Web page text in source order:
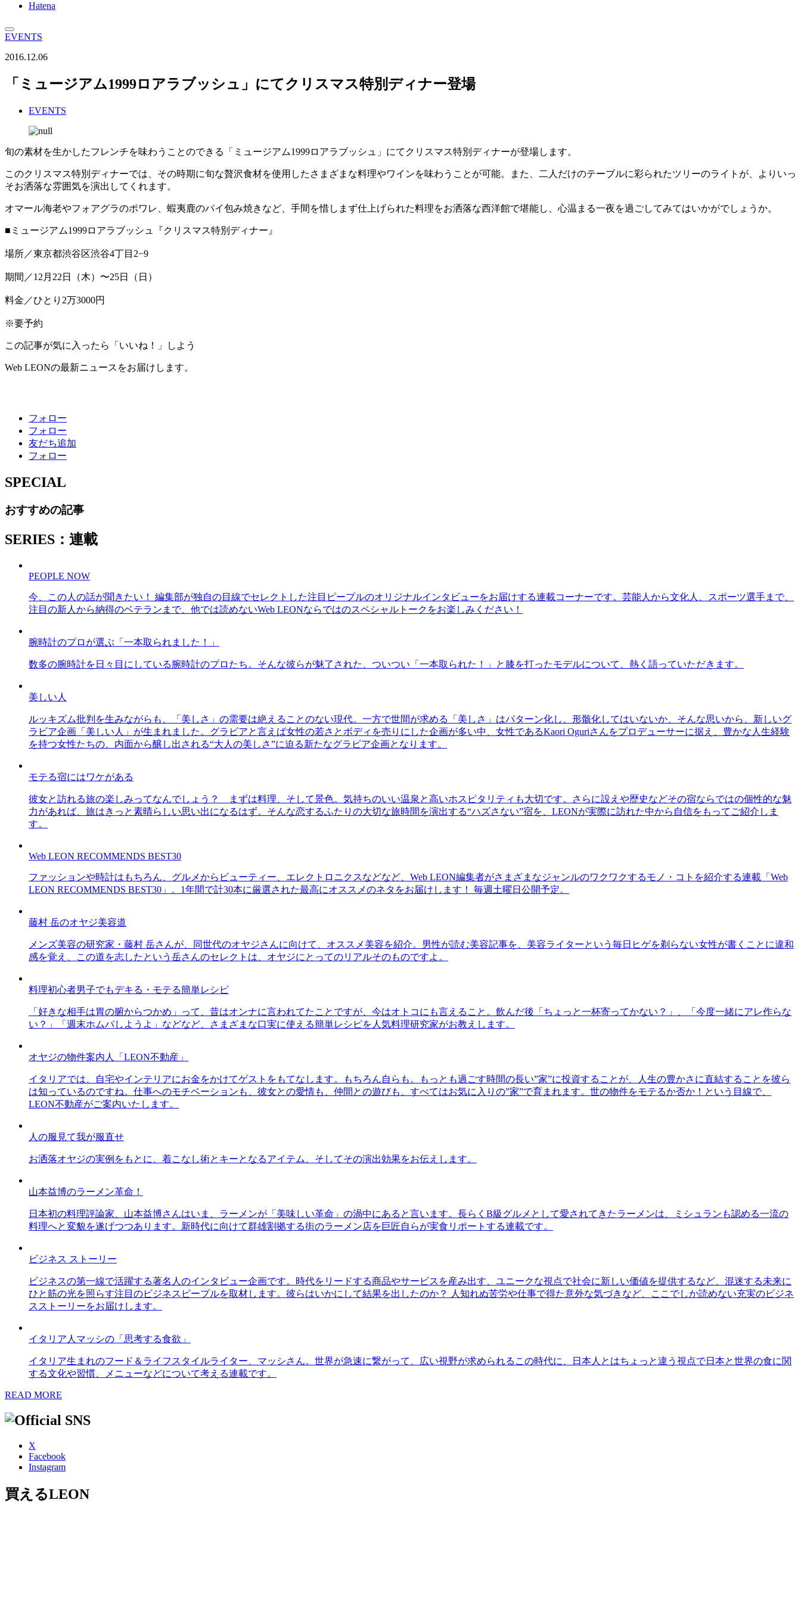
Hatena
EVENTS
2016.12.06
「ミュージアム1999ロアラブッシュ」にてクリスマス特別ディナー登場
EVENTS
旬の素材を生かしたフレンチを味わうことのできる「ミュージアム1999ロアラブッシュ」にてクリスマス特別ディナーが登場します。
このクリスマス特別ディナーでは、その時期に旬な贅沢食材を使用したさまざまな料理やワインを味わうことが可能。また、二人だけのテーブルに彩られたツリーのライトが、よりいっ
そお洒落な雰囲気を演出してくれます。
オマール海老やフォアグラのポワレ、蝦夷鹿のパイ包み焼きなど、手間を惜しまず仕上げられた料理をお洒落な西洋館で堪能し、心温まる一夜を過ごしてみてはいかがでしょうか。
■ミュージアム1999ロアラブッシュ『クリスマス特別ディナー』
場所／東京都渋谷区渋谷4丁目2−9
期間／12月22日（木）〜25日（日）
料金／ひとり2万3000円
※要予約
この記事が気に入ったら「いいね！」しよう
Web LEONの最新ニュースをお届けします。
フォロー
フォロー
友だち追加
フォロー
SPECIAL
おすすめの記事
SERIES：連載
PEOPLE NOW
今、この人の話が聞きたい！ 編集部が独自の目線でセレクトした注目ピープルのオリジナルインタビューをお届けする連載コーナーです。芸能人から文化人、スポーツ選手まで、
注目の新人から納得のベテランまで、他では読めないWeb LEONならではのスペシャルトークをお楽しみください！
腕時計のプロが選ぶ「一本取られました！」
数多の腕時計を日々目にしている腕時計のプロたち。そんな彼らが魅了された、ついつい「一本取られた！」と膝を打ったモデルについて、熱く語っていただきます。
美しい人
ルッキズム批判を生みながらも、「美しさ」の需要は絶えることのない現代。一方で世間が求める「美しさ」はパターン化し、形骸化してはいないか、そんな思いから、新しいグ
ラビア企画「美しい人」が生まれました。グラビアと言えば女性の若さとボディを売りにした企画が多い中、女性であるKaori Oguriさんをプロデューサーに据え、豊かな人生経験
を持つ女性たちの、内面から醸し出される“大人の美しさ”に迫る新たなグラビア企画となります。
モテる宿にはワケがある
彼女と訪れる旅の楽しみってなんでしょう？ まずは料理、そして景色。気持ちのいい温泉と高いホスピタリティも大切です。さらに設えや歴史などその宿ならではの個性的な魅
力があれば、旅はきっと素晴らしい思い出になるはず。そんな恋するふたりの大切な旅時間を演出する“ハズさない”宿を、LEONが実際に訪れた中から自信をもってご紹介しま
す。
Web LEON RECOMMENDS BEST30
ファッションや時計はもちろん、グルメからビューティー、エレクトロニクスなどなど、Web LEON編集者がさまざまなジャンルのワクワクするモノ・コトを紹介する連載「Web
LEON RECOMMENDS BEST30」。1年間で計30本に厳選された最高にオススメのネタをお届けします！ 毎週土曜日公開予定。
藤村 岳のオヤジ美容道
メンズ美容の研究家・藤村 岳さんが、同世代のオヤジさんに向けて、オススメ美容を紹介。男性が読む美容記事を、美容ライターという毎日ヒゲを剃らない女性が書くことに違和
感を覚え、この道を志したという岳さんのセレクトは、オヤジにとってのリアルそのものですよ。
料理初心者男子でもデキる・モテる簡単レシピ
「好きな相手は胃の腑からつかめ」って、昔はオンナに言われてたことですが、今はオトコにも言えること。飲んだ後「ちょっと一杯寄ってかない？」、「今度一緒にアレ作らな
い？」「週末ホムパしようよ」などなど、さまざまな口実に使える簡単レシピを人気料理研究家がお教えします。
オヤジの物件案内人「LEON不動産」
イタリアでは、自宅やインテリアにお金をかけてゲストをもてなします。もちろん自らも。もっとも過ごす時間の長い”家”に投資することが、人生の豊かさに直結することを彼ら
は知っているのですね。仕事へのモチベーションも、彼女との愛情も、仲間との遊びも、すべてはお気に入りの”家”で育まれます。世の物件をモテるか否か！という目線で、
LEON不動産がご案内いたします。
人の服見て我が服直せ
お洒落オヤジの実例をもとに、着こなし術とキーとなるアイテム、そしてその演出効果をお伝えします。
山本益博のラーメン革命！
日本初の料理評論家、山本益博さんはいま、ラーメンが「美味しい革命」の渦中にあると言います。長らくB級グルメとして愛されてきたラーメンは、ミシュランも認める一流の
料理へと変貌を遂げつつあります。新時代に向けて群雄割拠する街のラーメン店を巨匠自らが実食リポートする連載です。
ビジネス ストーリー
ビジネスの第一線で活躍する著名人のインタビュー企画です。時代をリードする商品やサービスを産み出す、ユニークな視点で社会に新しい価値を提供するなど、混迷する未来に
ひと筋の光を照らす注目のビジネスピープルを取材します。彼らはいかにして結果を出したのか？ 人知れぬ苦労や仕事で得た意外な気づきなど、ここでしか読めない充実のビジネ
スストーリーをお届けします。
イタリア人マッシの「思考する食欲」
イタリア生まれのフード＆ライフスタイルライター、マッシさん。世界が急速に繋がって、広い視野が求められるこの時代に、日本人とはちょっと違う視点で日本と世界の食に関
する文化や習慣、メニューなどについて考える連載です。
READ MORE
X
Facebook
Instagram
買えるLEON